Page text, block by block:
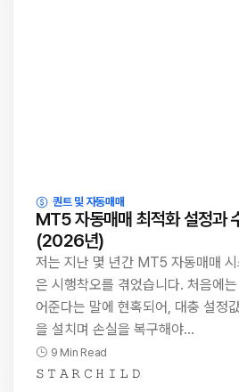
퀀트 및 자동매매
MT5 자동매매 최적화 설정과
(2026년)
저는 지난 몇 년간 MT5 자동매매
은 시행착오를 겪었습니다. 처음에
어준다는 말에 현혹되어, 대충 설정
을 설치며 손실을 복구해야…
9 Min Read
𝚂 𝚃 𝙰 𝚁 𝙲 𝙷 𝙸 𝙻 𝙳